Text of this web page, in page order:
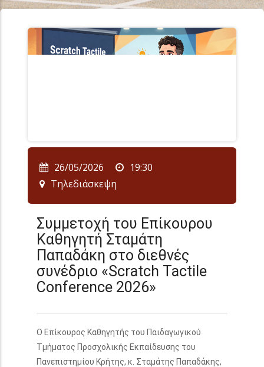
26/05/2026
19:30
Τηλεδιάσκεψη
Συμμετοχή του Επίκουρου
Καθηγητή Σταμάτη
Παπαδάκη στο διεθνές
συνέδριο «Scratch Tactile
Conference 2026»
Ο Επίκουρος Καθηγητής του Παιδαγωγικού
Τμήματος Προσχολικής Εκπαίδευσης του
Πανεπιστημίου Κρήτης, κ. Σταμάτης Παπαδάκης,